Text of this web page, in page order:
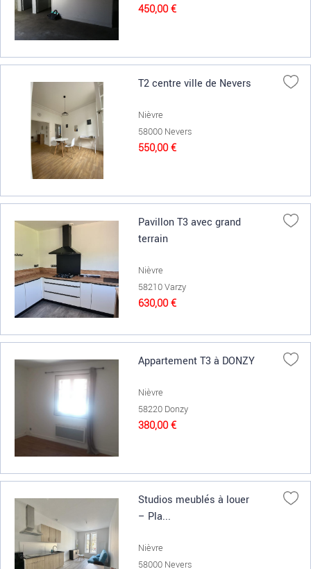
450,00 €
T2 centre ville de Nevers
Nièvre
58000 Nevers
550,00 €
Pavillon T3 avec grand
terrain
Nièvre
58210 Varzy
630,00 €
Appartement T3 à DONZY
Nièvre
58220 Donzy
380,00 €
Studios meublés à louer
– Pla...
Nièvre
58000 Nevers